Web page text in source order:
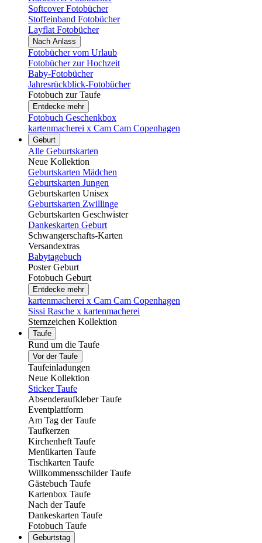
Softcover Fotobücher
Stoffeinband Fotobücher
Layflat Fotobücher
Nach Anlass
Fotobücher vom Urlaub
Fotobücher zur Hochzeit
Baby-Fotobücher
Jahresrückblick-Fotobücher
Fotobuch zur Taufe
Entdecke mehr
Fotobuch Geschenkbox
kartenmacherei x Cam Cam Copenhagen
Geburt
Alle Geburtskarten
Neue Kollektion
Geburtskarten Mädchen
Geburtskarten Jungen
Geburtskarten Unisex
Geburtskarten Zwillinge
Geburtskarten Geschwister
Dankeskarten Geburt
Schwangerschafts-Karten
Versandextras
Babytagebuch
Poster Geburt
Fotobuch Geburt
Entdecke mehr
kartenmacherei x Cam Cam Copenhagen
Sissi Rasche x kartenmacherei
Sternzeichen Kollektion
Taufe
Rund um die Taufe
Vor der Taufe
Taufeinladungen
Neue Kollektion
Sticker Taufe
Absenderaufkleber Taufe
Eventplattform
Am Tag der Taufe
Taufkerzen
Kirchenheft Taufe
Menükarten Taufe
Tischkarten Taufe
Willkommensschilder Taufe
Gästebuch Taufe
Kartenbox Taufe
Nach der Taufe
Dankeskarten Taufe
Fotobuch Taufe
Geburtstag